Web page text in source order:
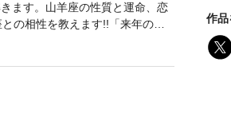
作品
ます。山羊座の性質と運命、恋
の相性を教えます!!「来年の私
とを教えてくれます。そして友
なたの健康運◎2021年の各月の